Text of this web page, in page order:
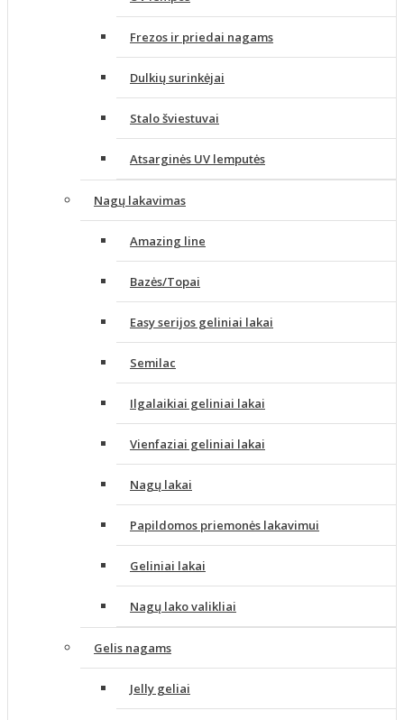
Frezos ir priedai nagams
Dulkių surinkėjai
Stalo šviestuvai
Atsarginės UV lemputės
Nagų lakavimas
Amazing line
Bazės/Topai
Easy serijos geliniai lakai
Semilac
Ilgalaikiai geliniai lakai
Vienfaziai geliniai lakai
Nagų lakai
Papildomos priemonės lakavimui
Geliniai lakai
Nagų lako valikliai
Gelis nagams
Jelly geliai